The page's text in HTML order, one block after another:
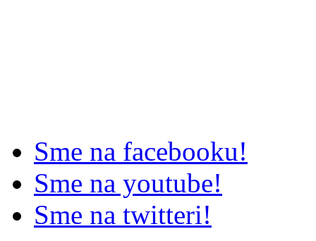
Sme na facebooku!
Sme na youtube!
Sme na twitteri!